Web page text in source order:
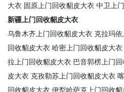
大衣 固原上门回收貂皮大衣 中卫上
新疆上门回收貂皮大衣
乌鲁木齐上门回收貂皮大衣 克拉玛
回收貂皮大衣 哈密上门回收貂皮大衣
拉上门回收貂皮大衣 巴音郭楞上门
皮大衣 克孜勒苏上门回收貂皮大衣
回收貂皮大衣 伊犁哈萨克上门回收